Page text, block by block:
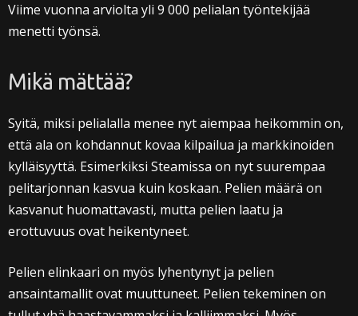
Viime vuonna arviolta yli 9 000 pelialan työntekijää
menetti työnsä.
Mikä mättää?
Syitä, miksi pelialalla menee nyt aiempaa heikommin on,
että ala on kohdannut kovaa kilpailua ja markkinoiden
kylläisyyttä. Esimerkiksi Steamissa on nyt suurempaa
pelitarjonnan kasvua kuin koskaan. Pelien määrä on
kasvanut huomattavasti, mutta pelien laatu ja
erottuvuus ovat heikentyneet.
Pelien elinkaari on myös lyhentynyt ja pelien
ansaintamallit ovat muuttuneet. Pelien tekeminen on